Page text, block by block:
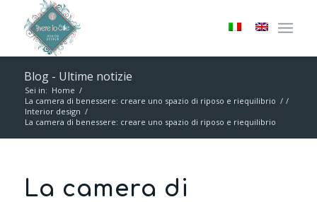
Blog - Ultime notizie
Sei in: Home /
La camera di benessere: creare uno spazio di riposo e riequilibrio / /
Interior design /
La camera di benessere: creare uno spazio di riposo e riequilibrio
La camera di